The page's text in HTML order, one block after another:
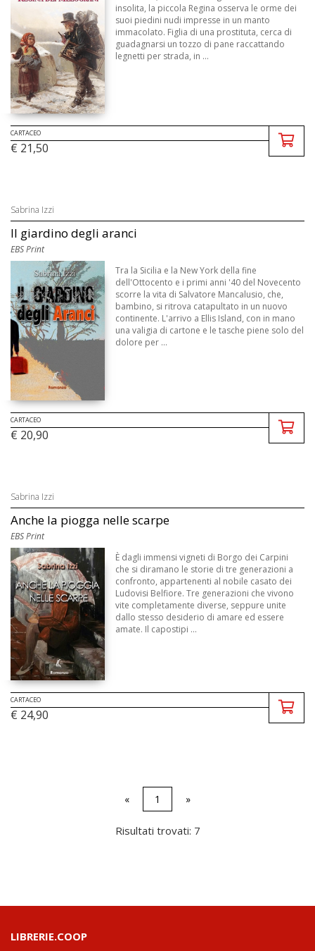
insolita, la piccola Regina osserva le orme dei
suoi piedini nudi impresse in un manto
immacolato. Figlia di una prostituta, cerca di
guadagnarsi un tozzo di pane raccattando
legnetti per strada, in ...
CARTACEO
€ 21,50
Sabrina Izzi
Il giardino degli aranci
EBS Print
Tra la Sicilia e la New York della fine
dell'Ottocento e i primi anni '40 del Novecento
scorre la vita di Salvatore Mancalusio, che,
bambino, si ritrova catapultato in un nuovo
continente. L'arrivo a Ellis Island, con in mano
una valigia di cartone e le tasche piene solo del
dolore per ...
CARTACEO
€ 20,90
Sabrina Izzi
Anche la piogga nelle scarpe
EBS Print
È dagli immensi vigneti di Borgo dei Carpini
che si diramano le storie di tre generazioni a
confronto, appartenenti al nobile casato dei
Ludovisi Belfiore. Tre generazioni che vivono
vite completamente diverse, seppure unite
dallo stesso desiderio di amare ed essere
amate. Il capostipi ...
CARTACEO
€ 24,90
« 1 »
Risultati trovati: 7
LIBRERIE.COOP